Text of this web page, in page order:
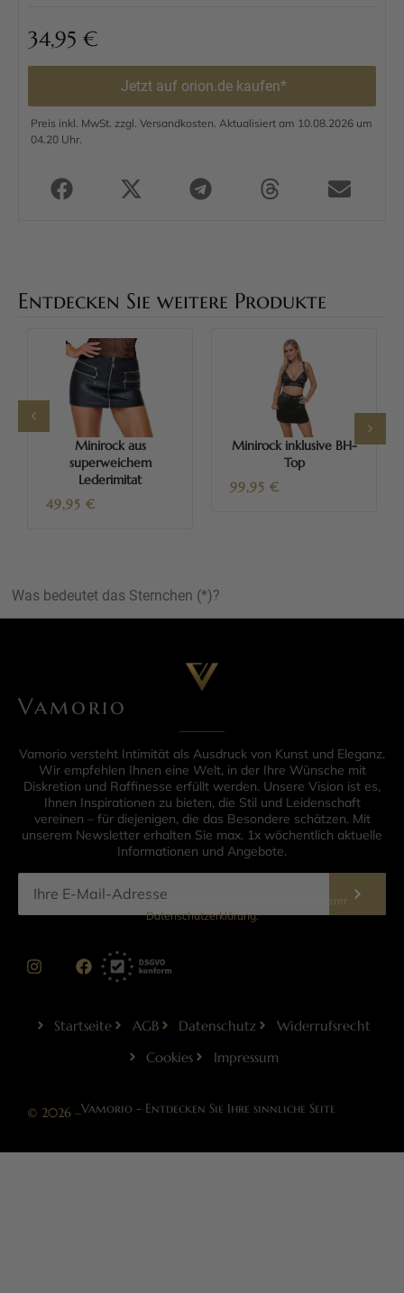
34,95 €
Jetzt auf orion.de kaufen*
Preis inkl. MwSt. zzgl. Versandkosten. Aktualisiert am 10.08.2026 um
04.20 Uhr.
Entdecken Sie weitere Produkte
Minirock aus
superweichem
Lederimitat
49,95 €
Minirock inklusive BH-
Top
99,95 €
Was bedeutet das Sternchen (*)?
Vamorio
Vamorio versteht Intimität als Ausdruck von Kunst und Eleganz.
Wir empfehlen Ihnen eine Welt, in der Ihre Wünsche mit
Diskretion und Raffinesse erfüllt werden. Unsere Vision ist es,
Ihnen Inspirationen zu bieten, die Stil und Leidenschaft
vereinen – für diejenigen, die das Besondere schätzen. Mit
unserem Newsletter erhalten Sie max. 1x wöchentlich aktuelle
Informationen und Angebote.
Informationen zur Datenverarbeitung finden Sie in unserer
Datenschutzerklärung.
Startseite AGB Datenschutz
Widerrufsrecht
Cookies
Impressum
© 2026 –Vamorio - Entdecken Sie Ihre sinnliche Seite